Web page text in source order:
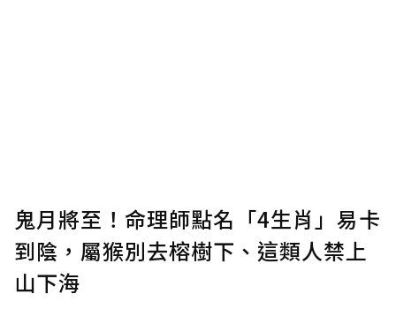
確認送出
鬼月將至！命理師點名「4生肖」易卡
到陰，屬猴別去榕樹下、這類人禁上
山下海